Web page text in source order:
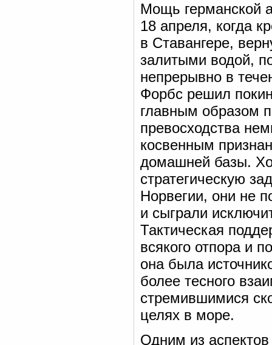
Мощь германской
18 апреля, когда
в Ставангере,
залитыми водой,
непрерывно в
Форбс решил
главным образом
превосходства
косвенным
домашней базы.
стратегическую
Норвегии, они не
и сыграли
Тактическая
всякого отпора и
она была
более тесного
стремившимися
целях в море.
Одним из